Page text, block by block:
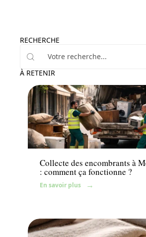
RECHERCHE
À RETENIR
News
Collecte des encombrants à
: comment ça fonctionne ?
En savoir plus